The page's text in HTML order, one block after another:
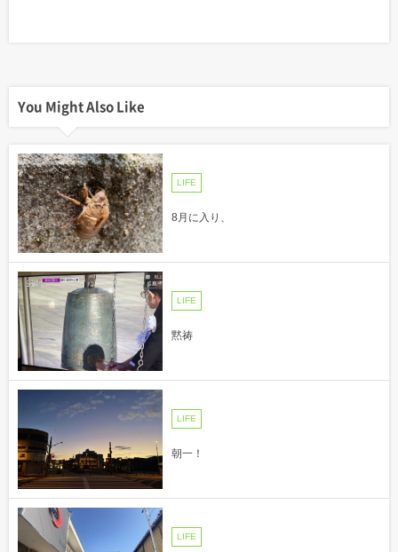
You Might Also Like
LIFE
8月に入り、
LIFE
黙祷
LIFE
朝一！
LIFE